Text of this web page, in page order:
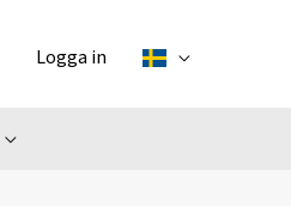
Logga in